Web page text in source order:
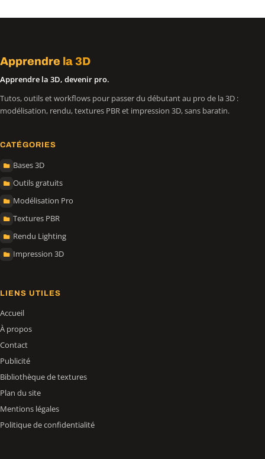
Apprendre la 3D
Apprendre la 3D, devenir pro.
Tutos, outils et workflows pour passer du débutant au pro de la 3D :
modélisation, rendu, textures PBR et impression 3D, sans baratin.
CATÉGORIES
Bases 3D
Outils gratuits
Modélisation Pro
Textures PBR
Rendu Lighting
Impression 3D
LIENS UTILES
Accueil
À propos
Contact
Publicité
Bibliothèque de textures
Plan du site
Mentions légales
Politique de confidentialité